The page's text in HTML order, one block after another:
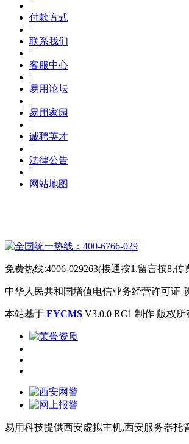
|
付款方式
|
联系我们
|
客服中心
|
易用论坛
|
易用家园
|
诚聘英才
|
法律公告
|
网站地图
免费热线:4006-029263(接通按1,留言按8,
中华人民共和国增值电信业务经营许可证
本站基于 EYCMS V3.0.0 RC1 制作 版权
易用科技提供西安虚拟主机,西安服务器托